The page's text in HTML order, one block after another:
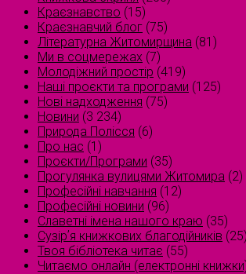
Краєзнавство (15)
Краєзнавчий блог (75)
Літературна Житомирщина (81)
Ми в соцмережах (7)
Молодіжний простір (419)
Наші проєкти та програми (125)
Нові надходження (75)
Новини (3 234)
Природа Полісся (6)
Про нас (1)
Проєкти/Програми (35)
Прогулянка вулицями Житомира (2)
Професійні навчання (12)
Професійні новини (96)
Славетні імена нашого краю (35)
Сузірʼя книжкових благодійників (25)
Твоя бібліотека читає (55)
Читаємо онлайн (електронні